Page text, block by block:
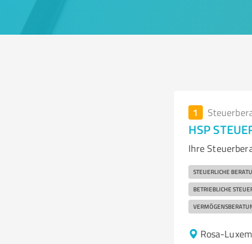
1
HSP
Ihre
STEUERLICHE
BETRIEBLICHE
Rosa-